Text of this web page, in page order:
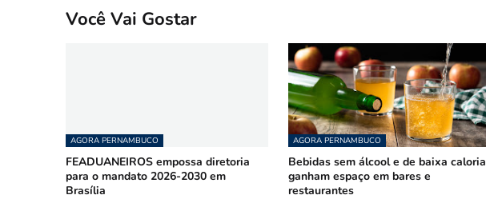
Você Vai Gostar
AGORA PERNAMBUCO
FEADUANEIROS empossa diretoria
para o mandato 2026-2030 em
Brasília
AGORA PERNAMBUCO
Bebidas sem álcool e de baixa caloria
ganham espaço em bares e
restaurantes